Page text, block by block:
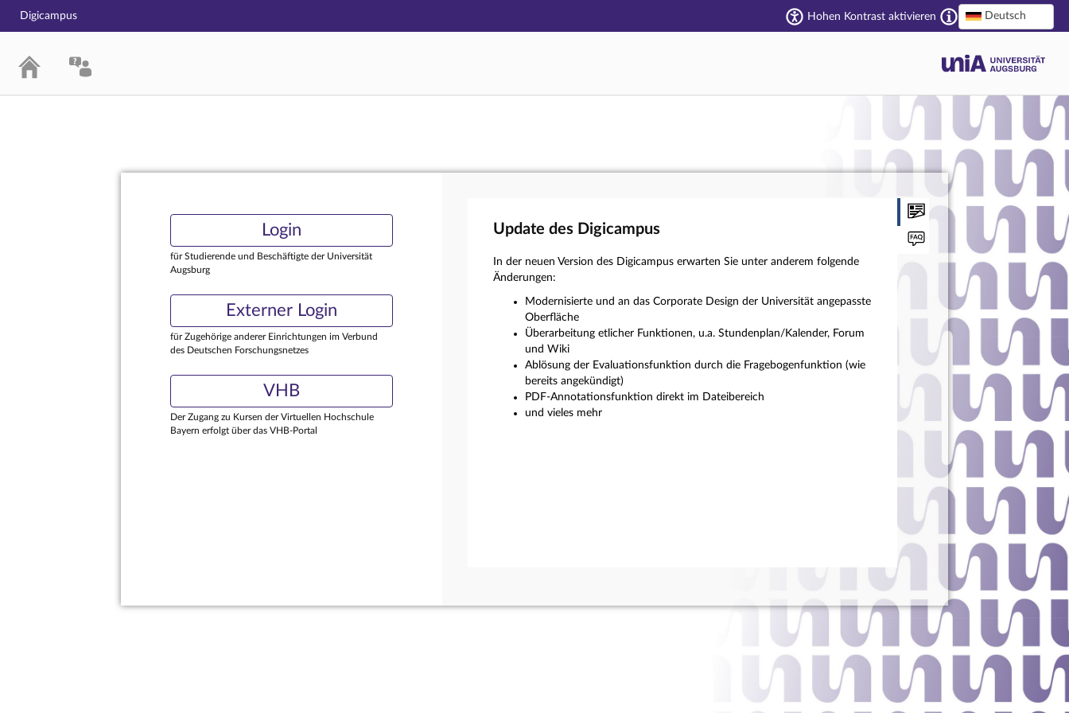
Hauptnavigation
Fußzeile
Digicampus Hohen Kontrast aktivieren Deutsch
Login
für Studierende und Beschäftigte der Universität
Augsburg
Externer Login
für Zugehörige anderer Einrichtungen im Verbund
des Deutschen Forschungsnetzes
VHB
Der Zugang zu Kursen der Virtuellen Hochschule
Bayern erfolgt über das VHB-Portal
Update des Digicampus
In der neuen Version des Digicampus erwarten Sie unter anderem folgende
Änderungen:
Modernisierte und an das Corporate Design der Universität angepasste
Oberfläche
Überarbeitung etlicher Funktionen, u.a. Stundenplan/Kalender, Forum
und Wiki
Ablösung der Evaluationsfunktion durch die Fragebogenfunktion (wie
bereits angekündigt)
PDF-Annotationsfunktion direkt im Dateibereich
und vieles mehr